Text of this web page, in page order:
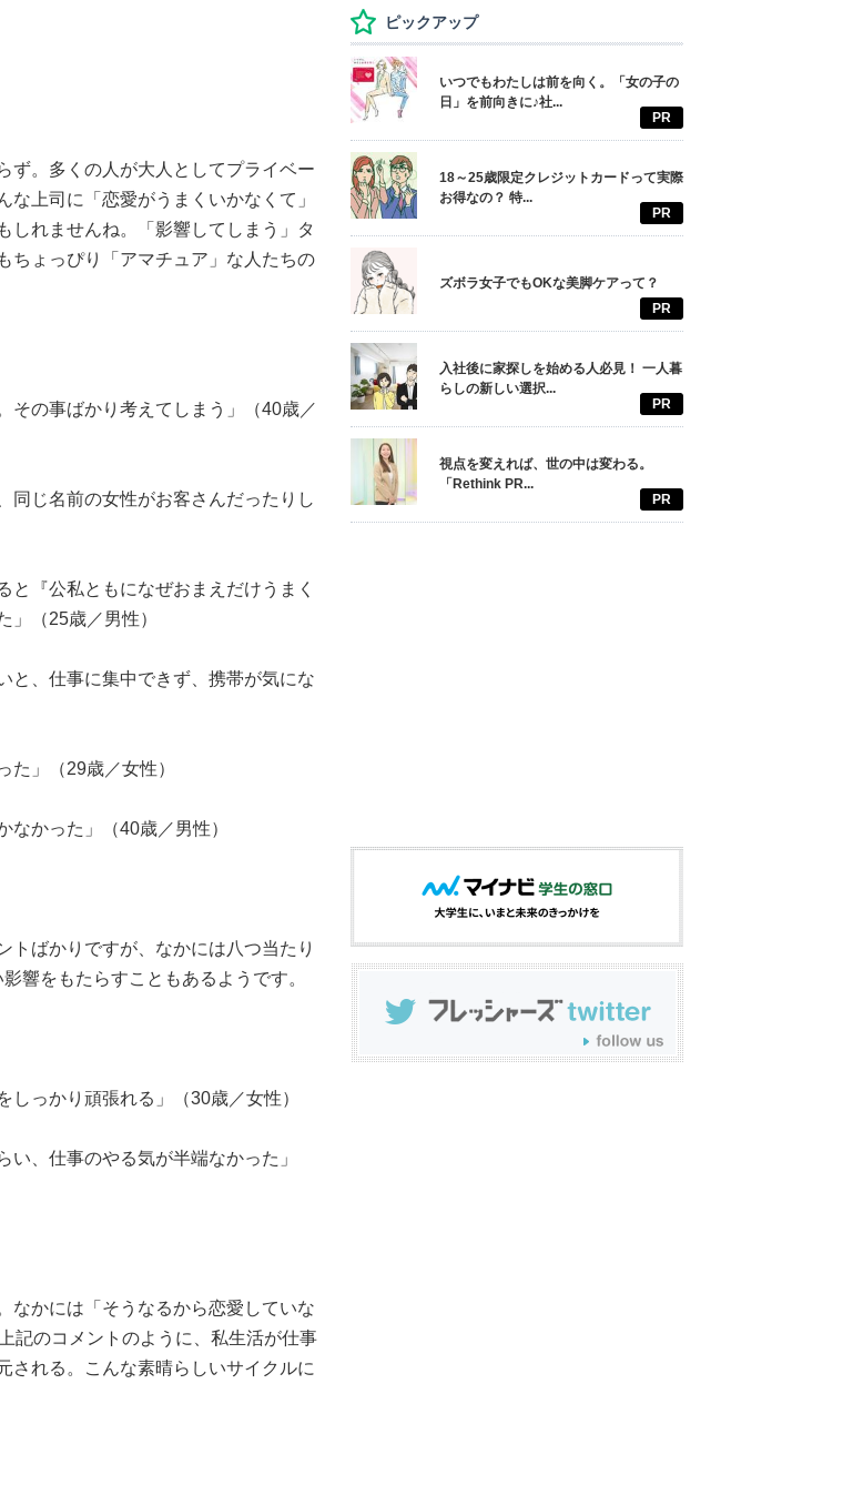
ず。多くの人が大人としてプライベー
な上司に「恋愛がうまくいかなくて」
しれませんね。「影響してしまう」タ
ちょっぴり「アマチュア」な人たちの
その事ばかり考えてしまう」（40歳／
同じ名前の女性がお客さんだったりし
と『公私ともになぜおまえだけうまく
」（25歳／男性）
と、仕事に集中できず、携帯が気にな
た」（29歳／女性）
なかった」（40歳／男性）
トばかりですが、なかには八つ当たり
響をもたらすこともあるようです。
しっかり頑張れる」（30歳／女性）
い、仕事のやる気が半端なかった」
なかには「そうなるから恋愛していな
記のコメントのように、私生活が仕事
される。こんな素晴らしいサイクルに
ピックアップ
いつでもわたしは前を向く。「女の子の
日」を前向きに♪社...
PR
18～25歳限定クレジットカードって実際
お得なの？ 特...
PR
ズボラ女子でもOKな美脚ケアって？
PR
入社後に家探しを始める人必見！ 一人暮
らしの新しい選択...
PR
視点を変えれば、世の中は変わる。
「Rethink PR...
PR